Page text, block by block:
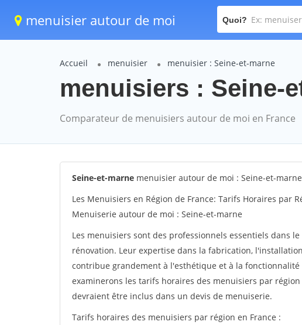
menuisier autour de moi Quoi?
Accueil menuisier menuisier : Seine-et-marne
menuisiers : Seine-
Comparateur de menuisiers autour de moi en France
Seine-et-marne menuisier autour de moi : Seine-et-marne
Les Menuisiers en Région de France: Tarifs Horaires par
Menuiserie autour de moi : Seine-et-marne
Les menuisiers sont des professionnels essentiels dans
rénovation. Leur expertise dans la fabrication,
contribue grandement à l'esthétique et à la
examinerons les tarifs horaires des menuisiers par
devraient être inclus dans un devis de menuiserie.
Tarifs horaires des menuisiers par région en France :